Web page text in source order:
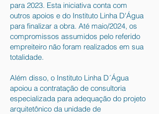
para 2023. Esta iniciativa conta com
outros apoios e do Instituto Linha D'Água
para finalizar a obra. Até maio/2024, os
compromissos assumidos pelo referido
empreiteiro não foram realizados em sua
totalidade.
Além disso, o Instituto Linha D´Água
apoiou a contratação de consultoria
especializada para adequação do projeto
arquitetônico da unidade de